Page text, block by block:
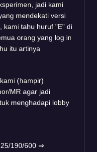
jadi kami
mendekati versi
kami tahu huruf "E" di
orang yang log in
itu artinya
(hampir)
MR agar jadi
menghadapi lobby
190/600 ⇒